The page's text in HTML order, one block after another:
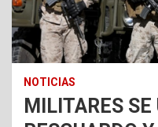
NOTICIAS
MILITARES